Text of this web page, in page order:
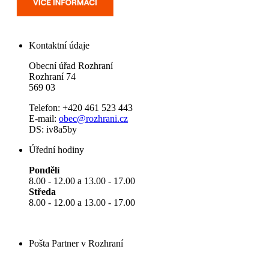
Kontaktní údaje
Obecní úřad Rozhraní
Rozhraní 74
569 03
Telefon: +420 461 523 443
E-mail: obec@rozhrani.cz
DS: iv8a5by
Úřední hodiny
Pondělí
8.00 - 12.00 a 13.00 - 17.00
Středa
8.00 - 12.00 a 13.00 - 17.00
Pošta Partner v Rozhraní